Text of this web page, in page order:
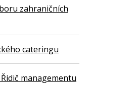
zahraničních
cateringu
managementu